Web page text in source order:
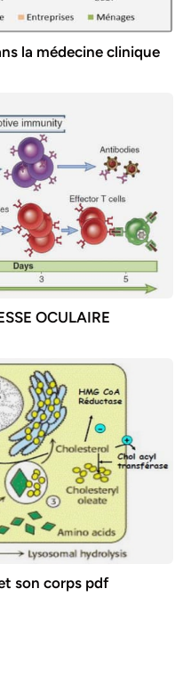
la médecine clinique
OCULAIRE
son corps pdf